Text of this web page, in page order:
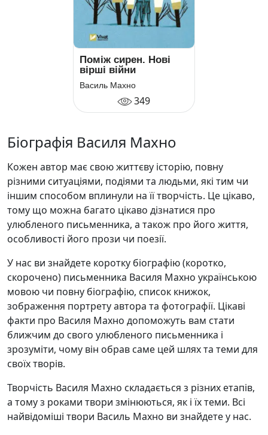
Поміж сирен. Нові
вірші війни
Василь Махно
349
Біографія Василя Махно
Кожен автор має свою життєву історію, повну
різними ситуаціями, подіями та людьми, які тим чи
іншим способом вплинули на її творчість. Це цікаво,
тому що можна багато цікаво дізнатися про
улюбленого письменника, а також про його життя,
особливості його прози чи поезії.
У нас ви знайдете коротку біографію (коротко,
скорочено) письменника Василя Махно українською
мовою чи повну біографію, список книжок,
зображення портрету автора та фотографії. Цікаві
факти про Василя Махно допоможуть вам стати
ближчим до свого улюбленого письменника і
зрозуміти, чому він обрав саме цей шлях та теми для
своїх творів.
Творчість Василя Махно складається з різних етапів,
а тому з роками твори змінюються, як і їх теми. Всі
найвідоміші твори Василь Махно ви знайдете у нас.